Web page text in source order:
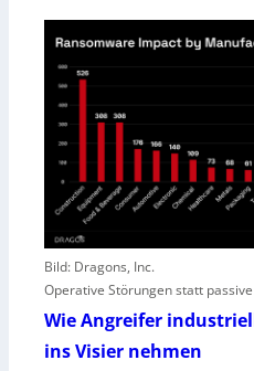
n
D
e
c
o
r
ü
r
f
n
e
i
r
Bild: Dragons, Inc.
Operative Störungen statt
Wie Angreifer
ins Visier nehmen